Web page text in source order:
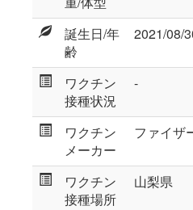
誕生日/年
齢
2021/08/
ワクチン
接種状況
-
ワクチン
メーカー
ファイザ
ワクチン
接種場所
山梨県